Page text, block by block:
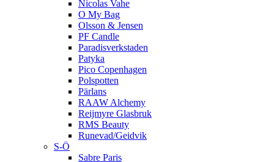
Nicolas Vahe
O My Bag
Olsson & Jensen
PF Candle
Paradisverkstaden
Patyka
Pico Copenhagen
Polspotten
Pärlans
RAAW Alchemy
Reijmyre Glasbruk
RMS Beauty
Runevad/Geidvik
S-Ö
Sabre Paris